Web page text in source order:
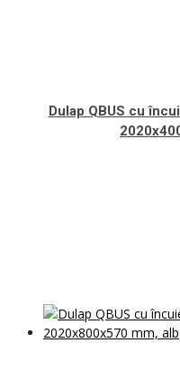
Dulap QBUS cu